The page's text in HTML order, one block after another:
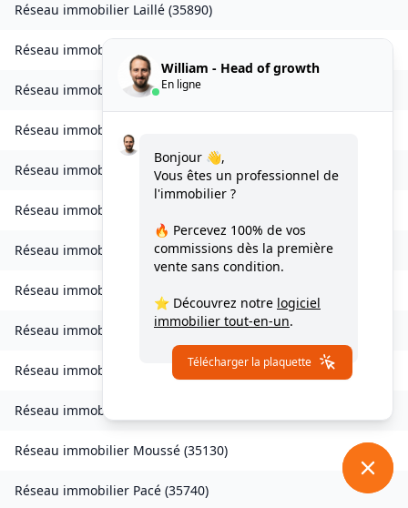
Réseau immobilier Laillé (35890)
Réseau immobilier
Réseau immobilierLivré-sur-Changeon
Réseau immobilier
Réseau immobilier Longaulnay(35190)
Réseau immobilier
Réseau immobilier Louvigné-du-Désert( 35420)
Réseau immobilier
Réseau immobilier Maxent(35380)
Réseau immobilier Meillac 35270)
Réseau immobilier
Réseau immobilier Moussé (35130)
Réseau immobilier Pacé (35740)
William - Head of growth
En ligne
Bonjour 👋,
Vous êtes un professionnel de
l'immobilier ?
🔥 Percevez 100% de vos
commissions dès la première
vente sans condition.
⭐ Découvrez notre logiciel
immobilier tout-en-un.
Télécharger la plaquette